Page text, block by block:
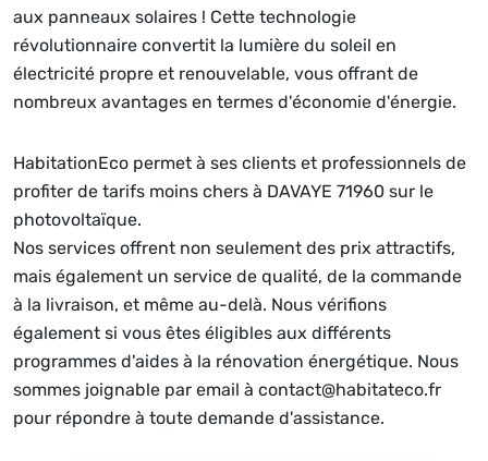
aux panneaux solaires ! Cette technologie
révolutionnaire convertit la lumière du soleil en
électricité propre et renouvelable, vous offrant de
nombreux avantages en termes d'économie d'énergie.
HabitationEco permet à ses clients et professionnels de
profiter de tarifs moins chers à DAVAYE 71960 sur le
photovoltaïque.
Nos services offrent non seulement des prix attractifs,
mais également un service de qualité, de la commande
à la livraison, et même au-delà. Nous vérifions
également si vous êtes éligibles aux différents
programmes d'aides à la rénovation énergétique. Nous
sommes joignable par email à contact@habitateco.fr
pour répondre à toute demande d'assistance.